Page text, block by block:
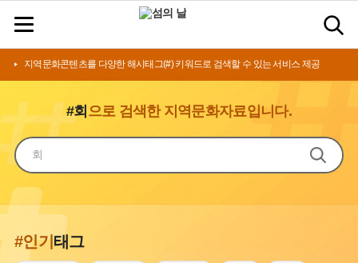
지역문화콘텐츠를 다양한 해시태그(#) 키워드로 검색할 수 있는 서비스 제공
#회 으로 검색한 지역문화자료입니다.
#인기태그